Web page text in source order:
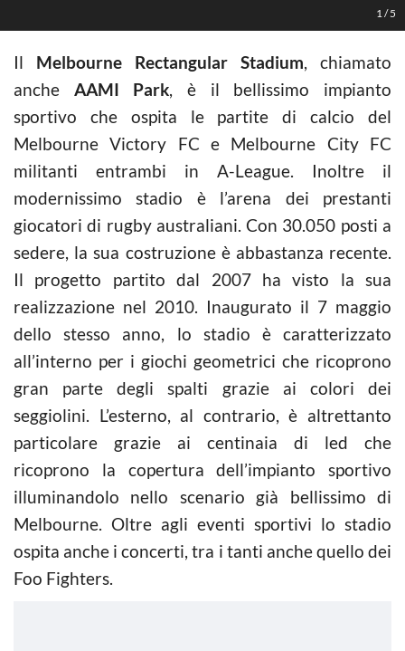
1 /5
Il Melbourne Rectangular Stadium, chiamato
anche AAMI Park, è il bellissimo impianto
sportivo che ospita le partite di calcio del
Melbourne Victory FC e Melbourne City FC
militanti entrambi in A-League. Inoltre il
modernissimo stadio è l’arena dei prestanti
giocatori di rugby australiani. Con 30.050 posti a
sedere, la sua costruzione è abbastanza recente.
Il progetto partito dal 2007 ha visto la sua
realizzazione nel 2010. Inaugurato il 7 maggio
dello stesso anno, lo stadio è caratterizzato
all’interno per i giochi geometrici che ricoprono
gran parte degli spalti grazie ai colori dei
seggiolini. L’esterno, al contrario, è altrettanto
particolare grazie ai centinaia di led che
ricoprono la copertura dell’impianto sportivo
illuminandolo nello scenario già bellissimo di
Melbourne. Oltre agli eventi sportivi lo stadio
ospita anche i concerti, tra i tanti anche quello dei
Foo Fighters.